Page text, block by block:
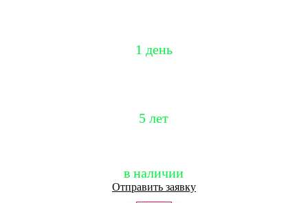
1 день
5 лет
в наличии
Отправить заявку